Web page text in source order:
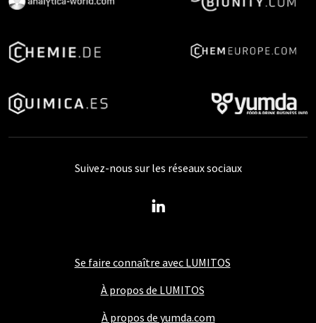
Se faire connaître avec LUMITOS
À propos de LUMITOS
À propos de yumda.com
Suivez-nous sur les réseaux sociaux